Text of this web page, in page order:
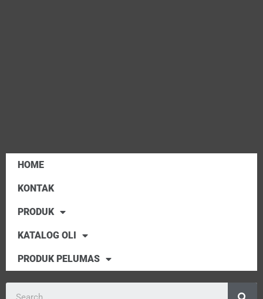
HOME
KONTAK
PRODUK
KATALOG OLI
PRODUK PELUMAS